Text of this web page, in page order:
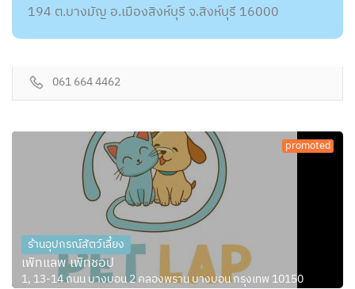
194 ต.บางมัญ อ.เมืองสิงห์บุรี จ.สิงห์บุรี 16000
061 664 4462
promoted
ร้านอุปกรณ์สัตว์เลี้ยง
เพ็ทแลพ เพ็ทชอป
1, 13-14 ถนน บางบอน 2 คลองพราน บางบอน กรุงเทพ 10150